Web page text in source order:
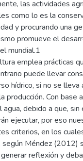
las actividades
como lo es la
y procurando una
promueve el
mundial.1
emplea prácticas
puede llevar
hídrico, si no se
producción. Con base
debido a que,
ejecutar, por eso
criterios, en los
Méndez (2012)
reflexión y